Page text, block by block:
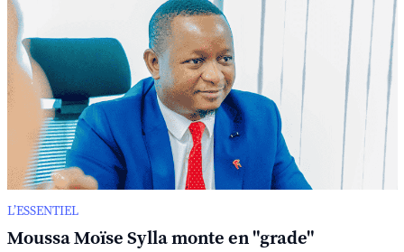
L’ESSENTIEL
Moussa Moïse Sylla monte en "grade"